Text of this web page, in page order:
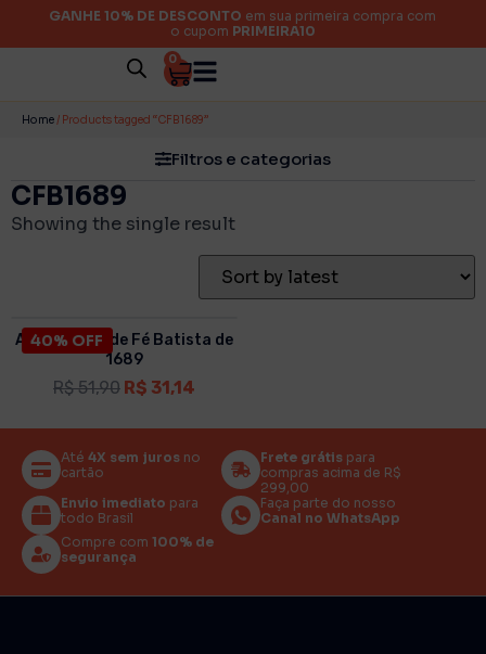
GANHE 10% DE DESCONTO em sua primeira compra com
o cupom PRIMEIRA10
0
Home / Products tagged “CFB1689”
Filtros e categorias
CFB1689
Showing the single result
40% OFF
A Confissão de Fé Batista de
1689
R$51,90 R$ 31,14
Autor
Ano
Preço
Até 4X sem juros no
cartão
Frete grátis para
compras acima de R$
299,00
Envio imediato para
todo Brasil
Faça parte do nosso
Canal no WhatsApp
Compre com 100% de
segurança